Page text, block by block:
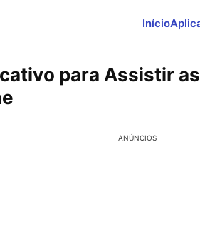
Início
para Assistir
ANÚNCIOS